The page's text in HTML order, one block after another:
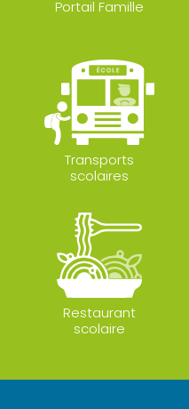
Portail Famille
Transports
scolaires
Restaurant
scolaire